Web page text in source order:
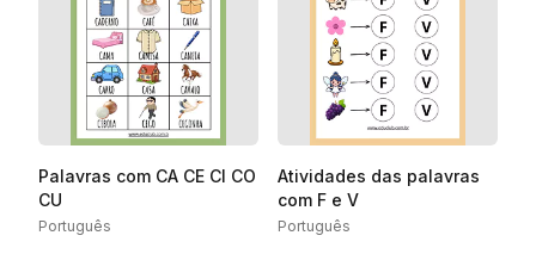
Palavras com CA CE CI CO
CU
Português
Atividades das palavras
com F e V
Português